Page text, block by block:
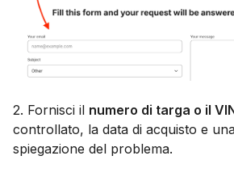
2. Fornisci il numero di targa o il
controllato, la data di acquisto e
spiegazione del problema.